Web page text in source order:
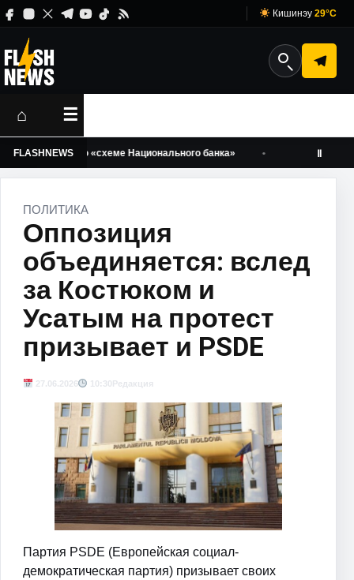
Кишинэу 29°C
⌂ ☰
FLASHNEWS
по «схеме Национального банка» Юлия Ⅱ
ПОЛИТИКА
Оппозиция
объединяется: вслед
за Костюком и
Усатым на протест
призывает и PSDE
27.06.2026 10:30Редакция
Партия PSDE (Европейская социал-
демократическая партия) призывает своих